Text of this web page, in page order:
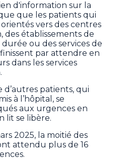
d'information sur la
que les patients qui
vers des centres
des établissements de
ou des services de
par attendre en
dans les services
d’autres patients, qui
à l’hôpital, se
aux urgences en
lit se libère.
2025, la moitié des
attendu plus de 16